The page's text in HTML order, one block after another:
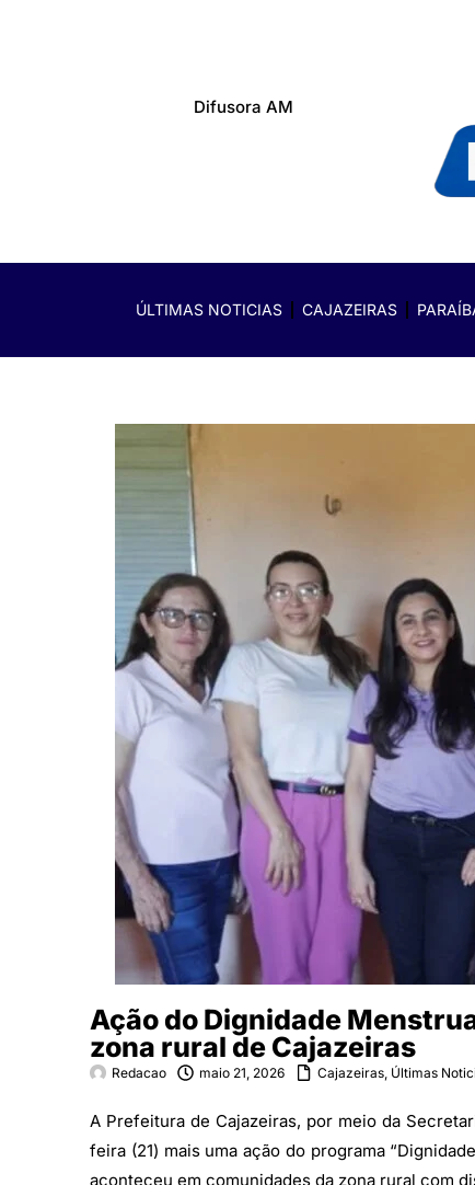
Difusora AM
ÚLTIMAS NOTICIAS CAJAZEIRAS
Ação do Dignidade
zona rural de Cajazeiras
Redacao maio 21, 2026 Cajazeiras, Últimas
A Prefeitura de Cajazeiras, por meio da
feira (21) mais uma ação do programa
aconteceu em comunidades da zona rural com